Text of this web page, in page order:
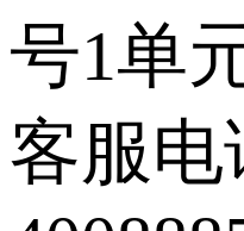
号1单
客服电